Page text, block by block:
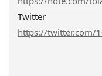
Twitter
https://twitter.com/